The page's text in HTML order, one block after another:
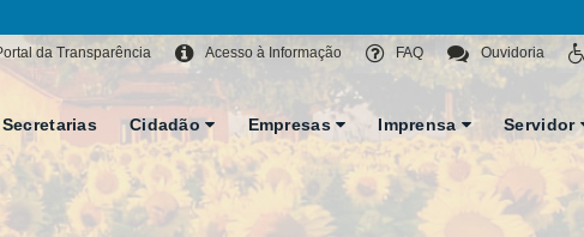
Ouvidoria
FAQ
Acesso à Informação
da Transparência
Secretarias Cidadão Empresas Imprensa Servidor